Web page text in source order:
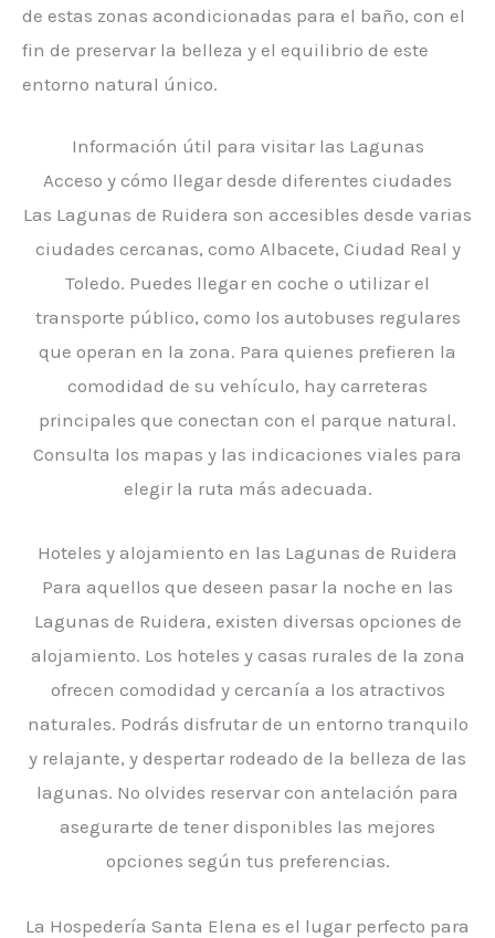
de estas zonas acondicionadas para el baño, con el
fin de preservar la belleza y el equilibrio de este
entorno natural único.
Información útil para visitar las Lagunas
Acceso y cómo llegar desde diferentes ciudades
Las Lagunas de Ruidera son accesibles desde varias
ciudades cercanas, como Albacete, Ciudad Real y
Toledo. Puedes llegar en coche o utilizar el
transporte público, como los autobuses regulares
que operan en la zona. Para quienes prefieren la
comodidad de su vehículo, hay carreteras
principales que conectan con el parque natural.
Consulta los mapas y las indicaciones viales para
elegir la ruta más adecuada.
Hoteles y alojamiento en las Lagunas de Ruidera
Para aquellos que deseen pasar la noche en las
Lagunas de Ruidera, existen diversas opciones de
alojamiento. Los hoteles y casas rurales de la zona
ofrecen comodidad y cercanía a los atractivos
naturales. Podrás disfrutar de un entorno tranquilo
y relajante, y despertar rodeado de la belleza de las
lagunas. No olvides reservar con antelación para
asegurarte de tener disponibles las mejores
opciones según tus preferencias.
La Hospedería Santa Elena es el lugar perfecto para